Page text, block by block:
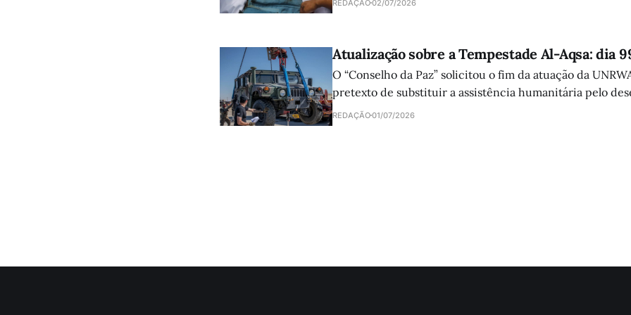
REDAÇÃO02/07/2026
Atualização sobre a Tempestade Al-Aqsa: dia
O “Conselho da Paz” solicitou o fim da atuação da
pretexto de substituir a assistência humanitária pelo
sustentável. A proposta reforça as políticas que visam dar
REDAÇÃO01/07/2026